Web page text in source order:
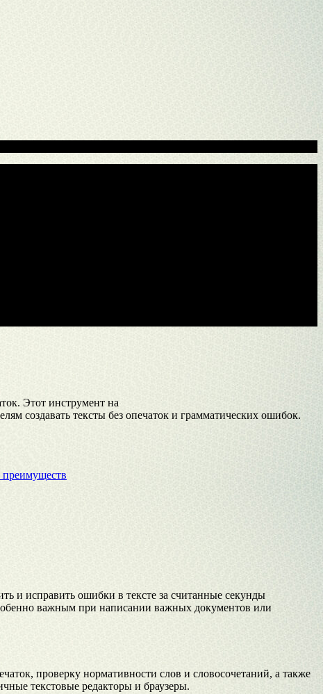
Этот инструмент на
создавать тексты без опечаток и грамматических ошибок.
преимуществ
и исправить ошибки в тексте за считанные секунды
важным при написании важных документов или
проверку нормативности слов и словосочетаний, а также
текстовые редакторы и браузеры.